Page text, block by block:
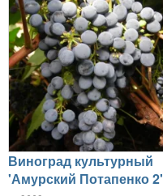
Виноград культурный
'Амурский Потапенко 2'